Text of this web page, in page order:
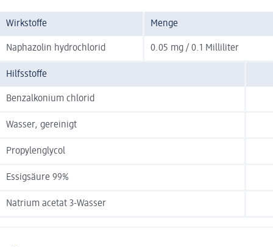
Wirkstoffe Menge
Naphazolin hydrochlorid 0.05 mg / 0.1 Milliliter
Hilfsstoffe
Benzalkonium chlorid
Wasser, gereinigt
Propylenglycol
Essigsäure 99%
Natrium acetat 3-Wasser